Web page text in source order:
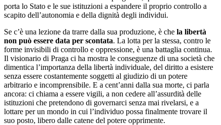
porta lo Stato e le sue istituzioni a espandere il proprio controllo a
scapito dell’autonomia e della dignità degli individui.
Se c’è una lezione da trarre dalla sua produzione, è che la libertà
non può essere data per scontata. La lotta per la stessa, contro le
forme invisibili di controllo e oppressione, è una battaglia continua.
Il visionario di Praga ci ha mostra le conseguenze di una società che
dimentica l’importanza della libertà individuale, del diritto a esistere
senza essere costantemente soggetti al giudizio di un potere
arbitrario e incomprensibile. E a cent’anni dalla sua morte, ci parla
ancora: ci chiama a essere vigili, a non cedere all’assurdità delle
istituzioni che pretendono di governarci senza mai rivelarsi, e a
lottare per un mondo in cui l’individuo possa finalmente trovare il
suo posto, libero dalle catene del potere opprimente.